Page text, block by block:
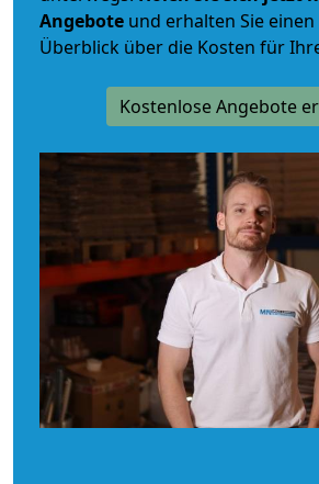
Angebote und erhalten Sie
Überblick über die Kosten für
Kostenlose Angebote